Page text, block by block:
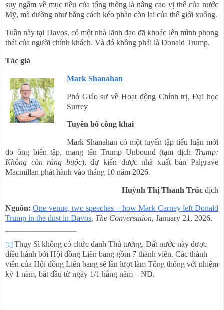
suy ngẫm về mục tiêu của tổng thống là nâng cao vị thế của nước
Mỹ, mà dường như bằng cách kéo phần còn lại của thế giới xuống.
Tuần này tại Davos, có một nhà lãnh đạo đã khoác lên mình phong
thái của người chính khách. Và đó không phải là Donald Trump.
Tác giả
Mark Shanahan
Phó Giáo sư về Hoạt động Chính trị, Đại học
Surrey
Tuyên bố công khai
Mark Shanahan có một tuyển tập tiểu luận mới
do ông biên tập, mang tên Trump Unbound (tạm dịch Trump:
Không còn ràng buộc), dự kiến ​​được nhà xuất bản Palgrave
Macmillan phát hành vào tháng 10 năm 2026.
Huỳnh Thị Thanh Trúc dịch
Nguồn: One venue, two speeches – how Mark Carney left Donald
Trump in the dust in Davos, The Conversation, January 21, 2026.
[1] Thụy Sĩ không có chức danh Thủ tướng. Đất nước này được
điều hành bởi Hội đồng Liên bang gồm 7 thành viên. Các thành
viên của Hội đồng Liên bang sẽ lần lượt làm Tổng thống với nhiệm
kỳ 1 năm, bắt đầu từ ngày 1/1 hằng năm – ND.